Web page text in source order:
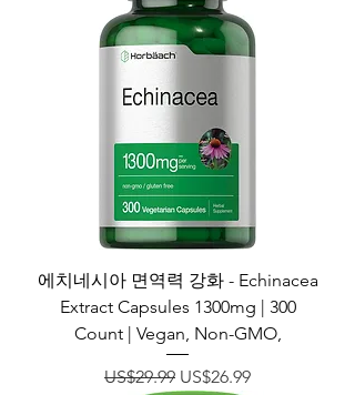
에치네시아 면역력 강화 - Echinacea
Extract Capsules 1300mg | 300
Count | Vegan, Non-GMO,
일반가
US$29.99 할인가
US$26.99